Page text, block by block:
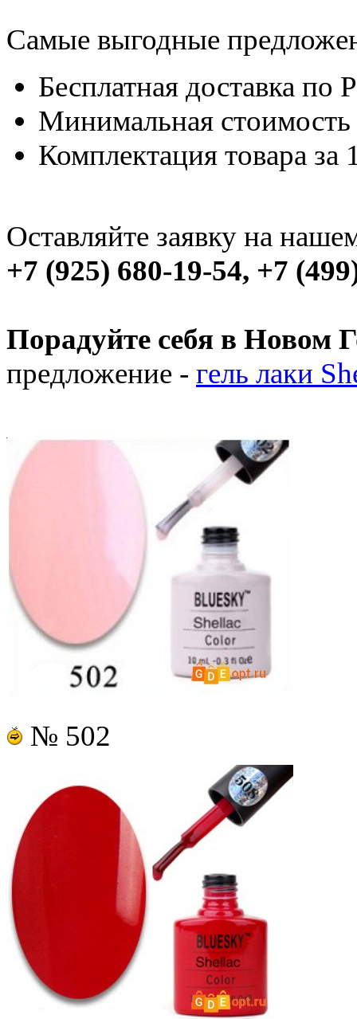
Самые выгодные
Бесплатная доставка
Минимальная стоимость
Комплектация товара за
Оставляйте заявку на
+7 (925) 680-19-54, +7
Порадуйте себя в Новом
предложение - гель лаки
№ 502